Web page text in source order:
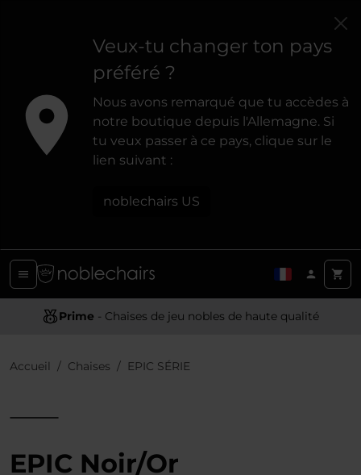
Veux-tu changer ton pays
préféré ?
Nous avons remarqué que tu accèdes à
notre boutique depuis l'Allemagne. Si
tu veux passer à ce pays, clique sur le
lien suivant :
noblechairs US
Prime - Chaises de jeu nobles de haute qualité
Conception Ergonomique- Offrir un soutien et un confort optimaux
Accueil Chaises EPIC SÉRIE
EPIC Noir/Or